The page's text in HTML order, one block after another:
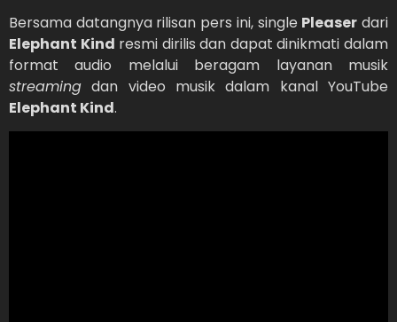
Bersama datangnya rilisan pers ini, single Pleaser dari
Elephant Kind resmi dirilis dan dapat dinikmati dalam
format audio melalui beragam layanan musik
streaming dan video musik dalam kanal YouTube
Elephant Kind.